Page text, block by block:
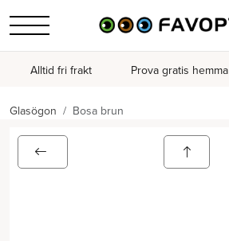
Alltid fri frakt Prova gratis hemma
Glasögon Bosa brun